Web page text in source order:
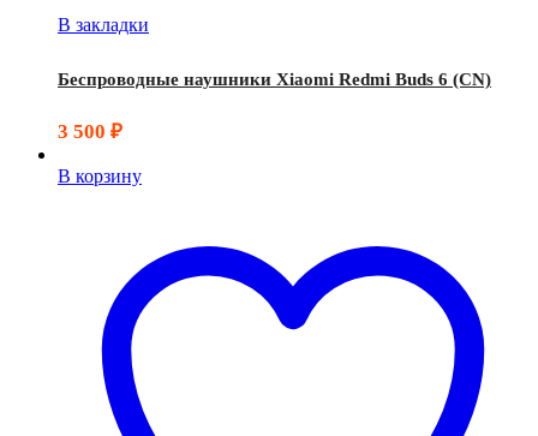
В закладки
Беспроводные наушники Xiaomi Redmi Buds 6 (CN)
3 500 ₽
В корзину